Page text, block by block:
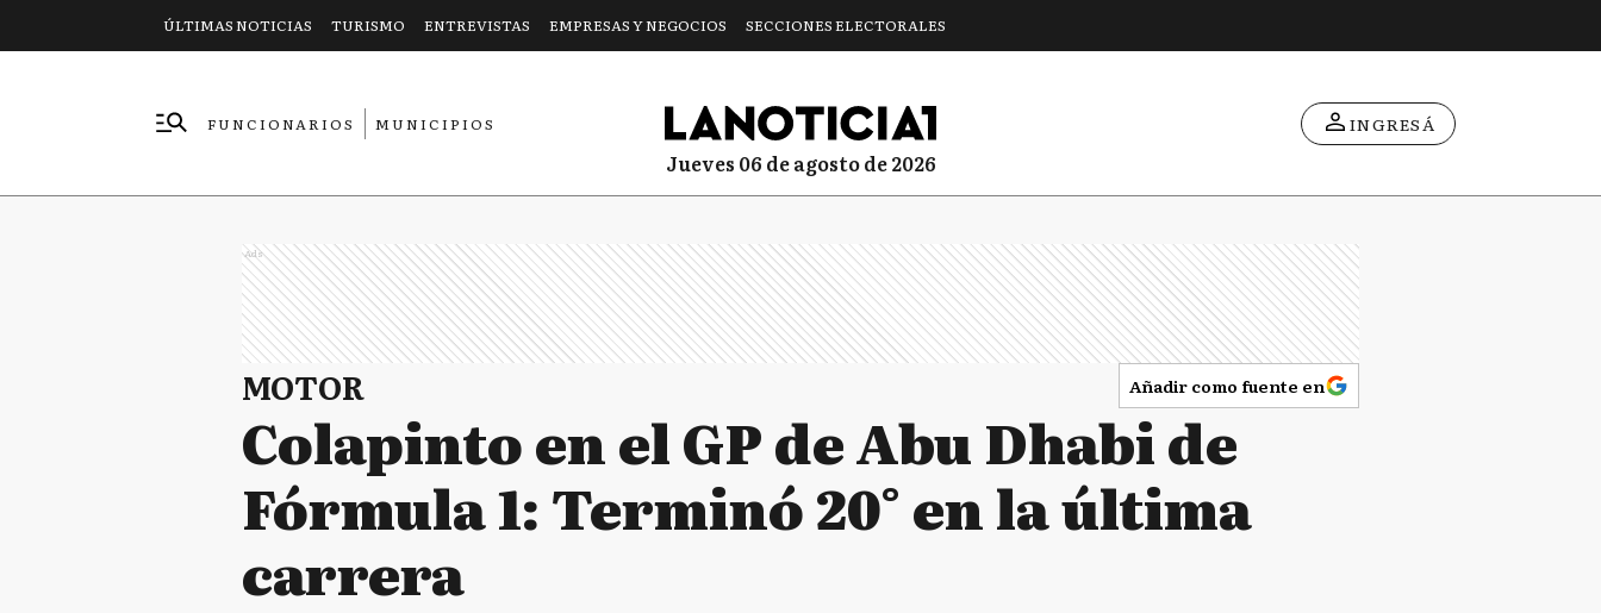
ÚLTIMAS NOTICIAS TURISMO ENTREVISTAS EMPRESAS Y NEGOCIOS SECCIONES ELECTORALES
FUNCIONARIOS
MUNICIPIOS
jueves 06 de agosto de 2026
INGRESÁ
Ads
MOTOR Añadir como fuente en
Colapinto en el GP de Abu Dhabi de
Fórmula 1: Terminó 20° en la última
carrera